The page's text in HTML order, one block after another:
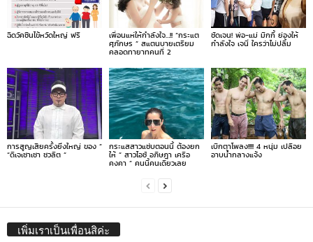
ฉีดวัคซีนไข้หวัดใหญ่ ฟรี เพื่อนแห่ให้กำลังใจ…!! “กระแต
ศุภักษร ” สแตนบายเตรียม
คลอดทายาทคนที่ 2
ชัดเจน! พ่อ-แม่ มิกกี้ ย่องให้
กำลังใจ เจนี่ ใครว่าไม่ปลื้ม
การสูญเสียครั้งยิ่งใหญ่ ของ ”
“ดีเจเชาเชา ชวลิต ”
กระแสสาวแซ่บตอนนี้ ต้องยก
ให้ ” สาวไอซ์ อภิษฎา เครือ
คงคา ” คนนี้คนเดียวเลย
เบิกตาโพลง!!!! 4 หนุ่ม เปลือย
อาบน้ำกลางแจ้ง
เพิ่มเราเป็นเพื่อนสิค่ะ